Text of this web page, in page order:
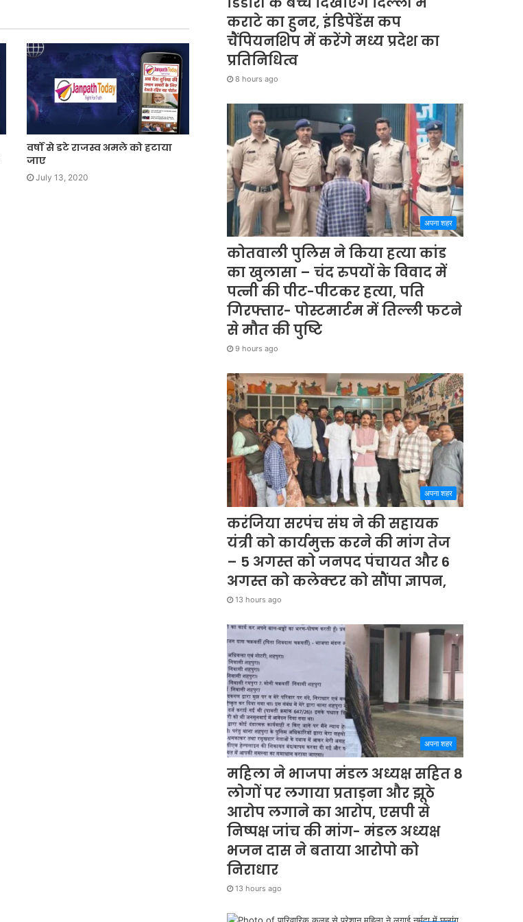
वर्षों से डटे राजस्व अमले को हटाया
जाए
July 13, 2020
कराटे का हुनर, इंडिपेंडेंस कप
चैंपियनशिप में करेंगे मध्य प्रदेश का
प्रतिनिधित्व
8 hours ago
अपना शहर
कोतवाली पुलिस ने किया हत्या कांड
का खुलासा – चंद रुपयों के विवाद में
पत्नी की पीट-पीटकर हत्या, पति
गिरफ्तार- पोस्टमार्टम में तिल्ली फटने
से मौत की पुष्टि
9 hours ago
अपना शहर
करंजिया सरपंच संघ ने की सहायक
यंत्री को कार्यमुक्त करने की मांग तेज
– 5 अगस्त को जनपद पंचायत और 6
अगस्त को कलेक्टर को सौंपा ज्ञापन,
13 hours ago
अपना शहर
महिला ने भाजपा मंडल अध्यक्ष सहित 8
लोगों पर लगाया प्रताड़ना और झूठे
आरोप लगाने का आरोप, एसपी से
निष्पक्ष जांच की मांग- मंडल अध्यक्ष
भजन दास ने बताया आरोपो को
निराधार
13 hours ago